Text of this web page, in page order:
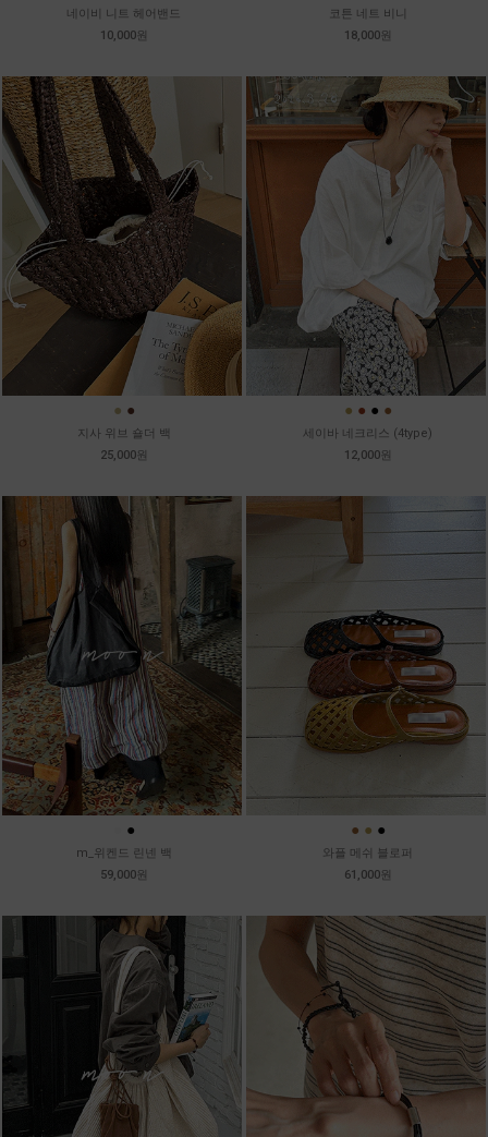
네이비 니트 헤어밴드
10,000원
코튼 네트 비니
18,000원
● ●
지사 위브 숄더 백
25,000원
● ● ● ●
세이바 네크리스 (4type)
12,000원
●
m_위켄드 린넨 백
59,000원
● ● ●
와플 메쉬 블로퍼
61,000원